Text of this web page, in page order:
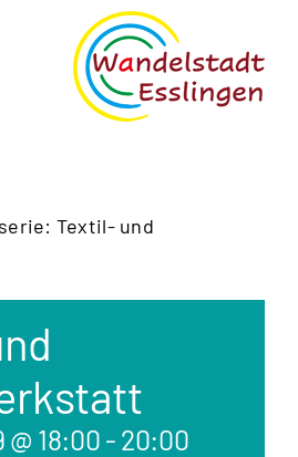
Textil- und
@ 18:00- 20:00